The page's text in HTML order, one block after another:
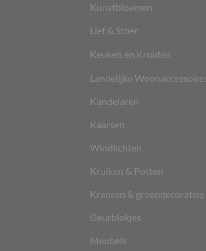
Kunstbloemen
Lief & Stoer
Keuken en Kruiden
Landelijke
Kandelaren
Kaarsen
Windlichten
Kruiken & Potten
Kransen & groendecoraties
Geurblokjes
Meubels